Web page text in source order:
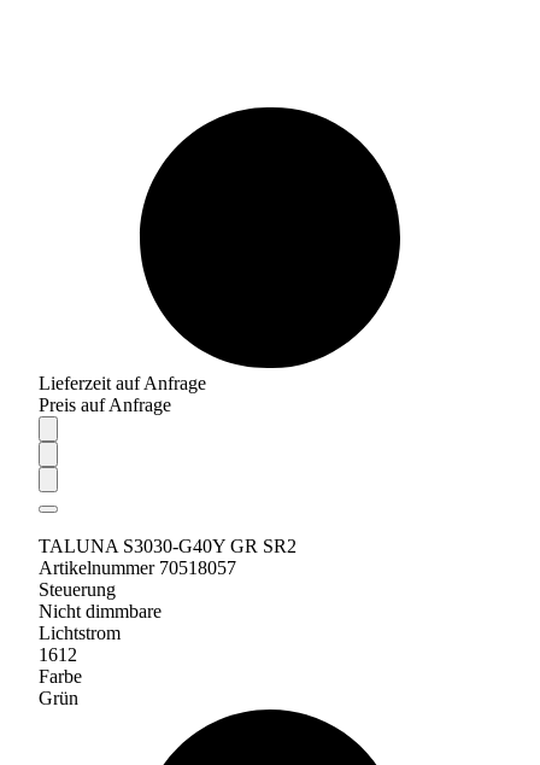
Lieferzeit auf Anfrage
Preis auf Anfrage
TALUNA S3030-G40Y GR SR2
Artikelnummer 70518057
Steuerung
Nicht dimmbare
Lichtstrom
1612
Farbe
Grün